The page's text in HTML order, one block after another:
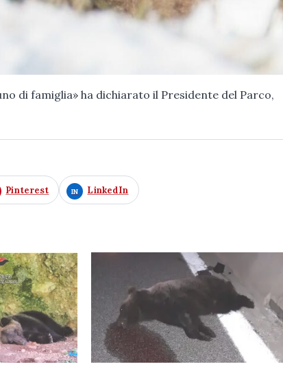
di famiglia» ha dichiarato il Presidente del Parco,
Pinterest LinkedIn